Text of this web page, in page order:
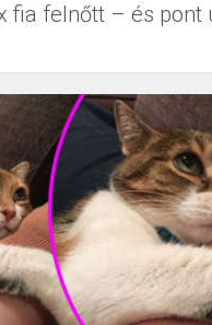
fia felnőtt – és pont